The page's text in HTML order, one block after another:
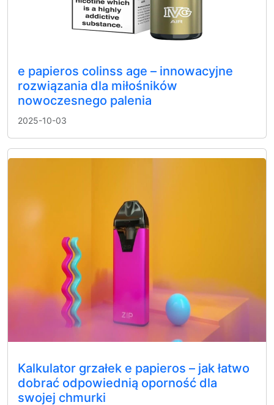
e papieros colinss age – innowacyjne
rozwiązania dla miłośników
nowoczesnego palenia
2025-10-03
Kalkulator grzałek e papieros – jak łatwo
dobrać odpowiednią oporność dla
swojej chmurki